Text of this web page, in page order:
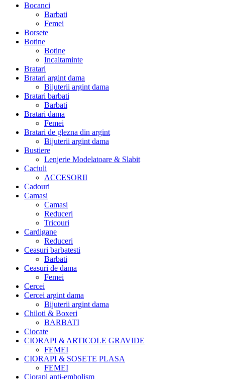
Bocanci
Barbati
Femei
Borsete
Botine
Botine
Incaltaminte
Bratari
Bratari argint dama
Bijuterii argint dama
Bratari barbati
Barbati
Bratari dama
Femei
Bratari de glezna din argint
Bijuterii argint dama
Bustiere
Lenjerie Modelatoare & Slabit
Caciuli
ACCESORII
Cadouri
Camasi
Camasi
Reduceri
Tricouri
Cardigane
Reduceri
Ceasuri barbatesti
Barbati
Ceasuri de dama
Femei
Cercei
Cercei argint dama
Bijuterii argint dama
Chiloti & Boxeri
BARBATI
Ciocate
CIORAPI & ARTICOLE GRAVIDE
FEMEI
CIORAPI & SOSETE PLASA
FEMEI
Ciorapi anti-embolism